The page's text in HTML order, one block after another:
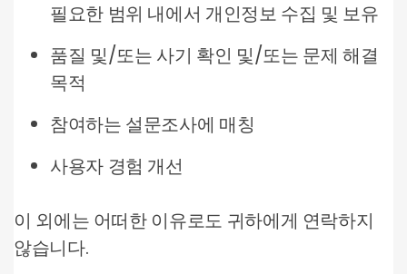
필요한 범위 내에서 개인정보 수집 및 보유
품질 및/또는 사기 확인 및/또는 문제 해결
목적
참여하는 설문조사에 매칭
사용자 경험 개선
이 외에는 어떠한 이유로도 귀하에게 연락하지
않습니다.